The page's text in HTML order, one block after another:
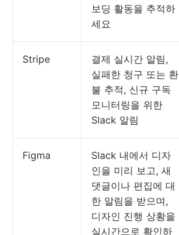
보딩 활동을 추적하
세요
Stripe
결제 실시간 알림,
실패한 청구 또는 환
불 추적, 신규 구독
모니터링을 위한
Slack 알림
Figma
Slack 내에서 디자
인을 미리 보고, 새
댓글이나 편집에 대
한 알림을 받으며,
디자인 진행 상황을
실시간으로 확인하